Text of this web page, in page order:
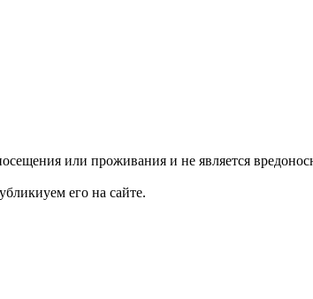
или проживания и не является
его на сайте.